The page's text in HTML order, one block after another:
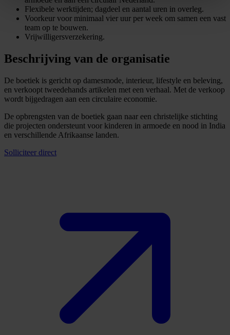
Flexibele werktijden; dagdeel en aantal uren in overleg.
Voorkeur voor minimaal vier uur per week om samen een vast
team op te bouwen.
Vrijwilligersverzekering.
Beschrijving van de organisatie
De boetiek is gericht op damesmode, interieur, lifestyle en beleving,
en verkoopt tweedehands artikelen met een verhaal. Met de verkoop
wordt bijgedragen aan een circulaire economie.
De opbrengsten van de boetiek gaan naar een christelijke stichting
die projecten ondersteunt voor kinderen in armoede en nood in India
en verschillende Afrikaanse landen.
Solliciteer direct